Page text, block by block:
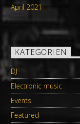
April 2021
KATEGORIEN
DJ
Electronic music
Events
Featured